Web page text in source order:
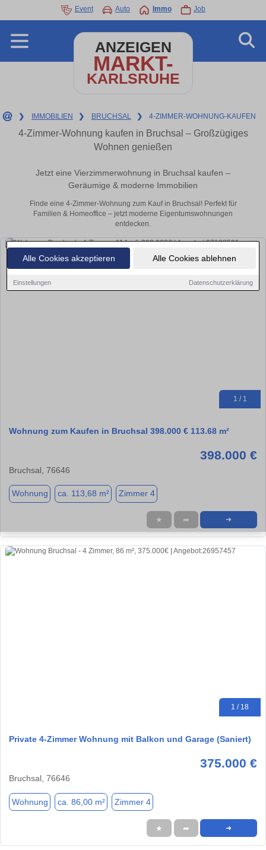
Alle Cookies akzeptieren Alle Cookies ablehnen
Einstellungen Datenschutzerklärung
Event Auto Immo Job
ANZEIGEN
MARKT-
KARLSRUHE
❯ IMMOBILIEN ❯ BRUCHSAL ❯ 4-ZIMMER-WOHNUNG-KAUFEN
4-Zimmer-Wohnung kaufen in Bruchsal – Großzügiges
Wohnen genießen
Jetzt eine Vierzimmerwohnung in Bruchsal kaufen –
Geräumige & moderne Immobilien
Finde eine 4-Zimmer-Wohnung zum Kauf in Bruchsal! Perfekt für
Familien & Homeoffice – jetzt moderne Eigentumswohnungen
entdecken.
1 / 1
Wohnung zum Kaufen in Bruchsal 398.000 € 113.68 m²
398.000 €
Bruchsal, 76646
Wohnung ca. 113,68 m² Zimmer 4
★ ➦ ➜
1 / 18
Private 4-Zimmer Wohnung mit Balkon und Garage (Saniert)
375.000 €
Bruchsal, 76646
Wohnung ca. 86,00 m² Zimmer 4
★ ➦ ➜